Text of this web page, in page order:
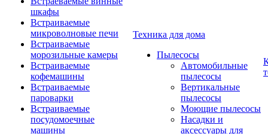
шкафы
Встраиваемые
микроволновые печи
Встраиваемые
морозильные камеры
Встраиваемые
кофемашины
Встраиваемые
пароварки
Встраиваемые
посудомоечные
машины
Техника для дома
Пылесосы
Автомобильные
пылесосы
Вертикальные
пылесосы
Моющие пылесосы
Насадки и
аксессуары для